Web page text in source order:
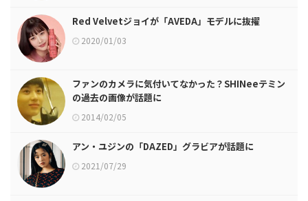
Red Velvetジョイが「AVEDA」モデルに抜擢
2020/01/03
ファンのカメラに気付いてなかった？SHINeeテミン
の過去の画像が話題に
2014/02/05
アン・ユジンの「DAZED」グラビアが話題に
2021/07/29